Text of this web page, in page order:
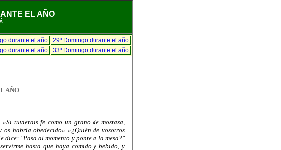
EL AÑO
durante el año
29º Domingo durante el año
durante el año 33º Domingo durante el año
AÑO
tuvierais fe como un grano de mostaza,
habría obedecido» «¿Quién de vosotros
dice: "Pasa al momento y ponte a la mesa?"
hasta que haya comido y bebido, y